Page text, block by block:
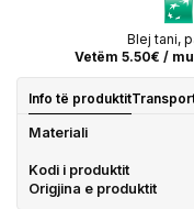
Blej tani,
Vetëm 5.50€ /
Info të produktit
Materiali
Kodi i produktit
Origjina e produktit